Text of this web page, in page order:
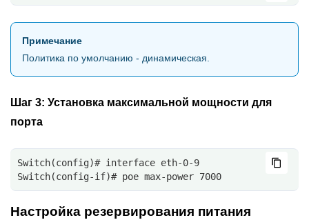
Примечание
Политика по умолчанию - динамическая.
Шаг 3: Установка максимальной мощности для
порта
Switch(config)# interface eth-0-9
Switch(config-if)# poe max-power 7000
Настройка резервирования питания